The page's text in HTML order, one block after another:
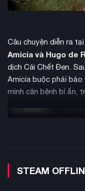
Câu chuyện diễn ra
Amicia và Hugo de
dịch Cái Chết Đen.
Amicia buộc phải
mình căn bệnh bí ẩn,
STEAM